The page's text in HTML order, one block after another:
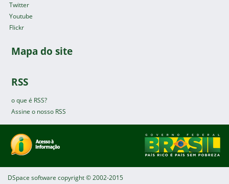
Twitter
Youtube
Flickr
Mapa do site
RSS
o que é RSS?
Assine o nosso RSS
DSpace software copyright © 2002-2015